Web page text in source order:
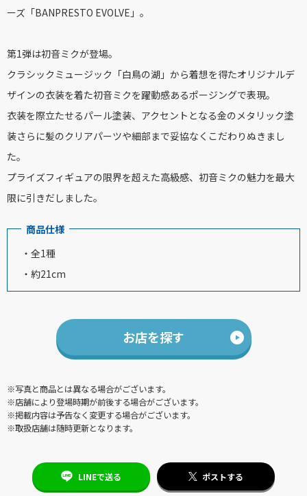
ーズ「BANPRESTO EVOLVE」。
第1弾は初音ミクが登場。
クラシックミュージック「白鳥の湖」から着想を得たオリジナルデ
ザインの衣装を着た初音ミクを躍動感あるポージングで表現。
衣装を際立たせるパール塗装、アクセントとなる金のメタリック塗
装さらに髪のクリアパーツや細部まで妥協なくこだわりぬきまし
た。
プライズフィギュアの限界を超えた高級感、初音ミクの魅力を最大
限に引きだしました。
商品仕様
・全1種
・約21cm
お店を探す
※写真と商品とは異なる場合がございます。
※店舗により登場時期が前後する場合がございます。
※掲載内容は予告なく変更する場合がございます。
※取扱店舗は随時更新となります。
LINEで送る ポストする